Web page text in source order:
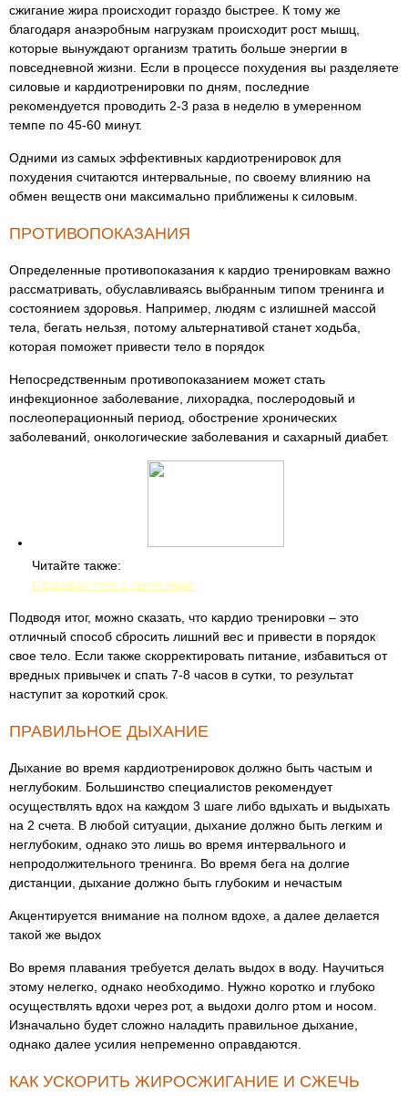
сжигание жира происходит гораздо быстрее. К тому же
благодаря анаэробным нагрузкам происходит рост мышц,
которые вынуждают организм тратить больше энергии в
повседневной жизни. Если в процессе похудения вы разделяете
силовые и кардиотренировки по дням, последние
рекомендуется проводить 2-3 раза в неделю в умеренном
темпе по 45-60 минут.
Одними из самых эффективных кардиотренировок для
похудения считаются интервальные, по своему влиянию на
обмен веществ они максимально приближены к силовым.
ПРОТИВОПОКАЗАНИЯ
Определенные противопоказания к кардио тренировкам важно
рассматривать, обуславливаясь выбранным типом тренинга и
состоянием здоровья. Например, людям с излишней массой
тела, бегать нельзя, потому альтернативой станет ходьба,
которая поможет привести тело в порядок
Непосредственным противопоказанием может стать
инфекционное заболевание, лихорадка, послеродовый и
послеоперационный период, обострение хронических
заболеваний, онкологические заболевания и сахарный диабет.
Читайте также:
Становая тяга с гантелями
Подводя итог, можно сказать, что кардио тренировки – это
отличный способ сбросить лишний вес и привести в порядок
свое тело. Если также скорректировать питание, избавиться от
вредных привычек и спать 7-8 часов в сутки, то результат
наступит за короткий срок.
ПРАВИЛЬНОЕ ДЫХАНИЕ
Дыхание во время кардиотренировок должно быть частым и
неглубоким. Большинство специалистов рекомендует
осуществлять вдох на каждом 3 шаге либо вдыхать и выдыхать
на 2 счета. В любой ситуации, дыхание должно быть легким и
неглубоким, однако это лишь во время интервального и
непродолжительного тренинга. Во время бега на долгие
дистанции, дыхание должно быть глубоким и нечастым
Акцентируется внимание на полном вдохе, а далее делается
такой же выдох
Во время плавания требуется делать выдох в воду. Научиться
этому нелегко, однако необходимо. Нужно коротко и глубоко
осуществлять вдохи через рот, а выдохи долго ртом и носом.
Изначально будет сложно наладить правильное дыхание,
однако далее усилия непременно оправдаются.
КАК УСКОРИТЬ ЖИРОСЖИГАНИЕ И СЖЕЧЬ